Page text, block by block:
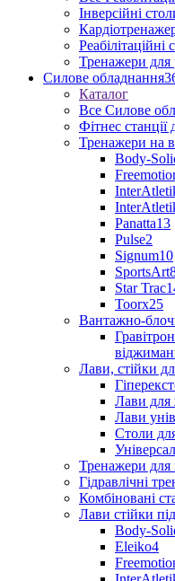
Інверсійні
Тренажери для
Силове обладнання
Каталог
Все Силове
Фітнес станції
Тренажери на
Body-
Panatta13
Pulse2
Signum10
SportsArt
Star Trac
Toorx25
Вантажно-
Лави, стійки
Лави
Лави
Столи
Тренажери для
Гідравлічні
Комбіновані
Лави стійки
Body-
Eleiko4